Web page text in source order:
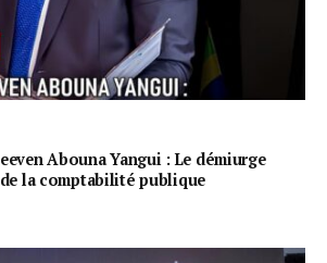
Abouna Yangui : Le démiurge
de la comptabilité publique